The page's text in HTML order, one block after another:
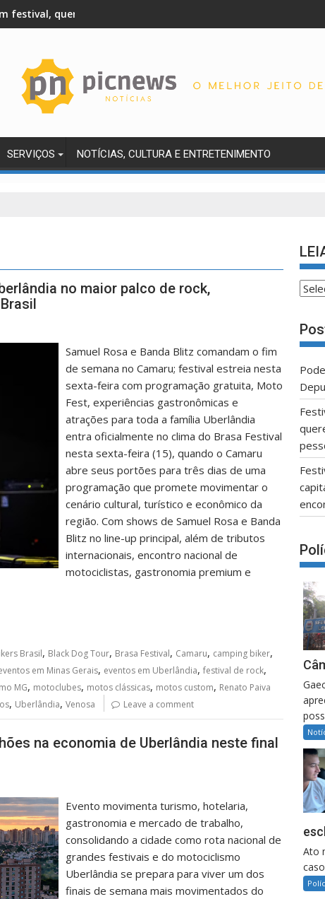
festival, queremos criar um encontro que transforme pessoas
SERVIÇOS NOTÍCIAS, CULTURA E ENTRETENIMENTO
no maior palco de rock,
Samuel Rosa e Banda Blitz comandam o fim
de semana no Camaru; festival estreia nesta
sexta-feira com programação gratuita, Moto
Fest, experiências gastronômicas e
atrações para toda a família Uberlândia
entra oficialmente no clima do Brasa Festival
nesta sexta-feira (15), quando o Camaru
abre seus portões para três dias de uma
programação que promete movimentar o
cenário cultural, turístico e econômico da
região. Com shows de Samuel Rosa e Banda
Blitz no line-up principal, além de tributos
internacionais, encontro nacional de
motociclistas, gastronomia premium e
Brasil, Black Dog Tour, Brasa Festival, Camaru, camping biker,
em Minas Gerais, eventos em Uberlândia, festival de rock,
MG, motoclubes, motos clássicas, motos custom, Renato Paiva
, Uberlândia, Venosa Leave a comment
na economia de Uberlândia neste final
Evento movimenta turismo, hotelaria,
gastronomia e mercado de trabalho,
consolidando a cidade como rota nacional de
grandes festivais e do motociclismo
Uberlândia se prepara para viver um dos
finais de semana mais movimentados do
LEIA
Ato